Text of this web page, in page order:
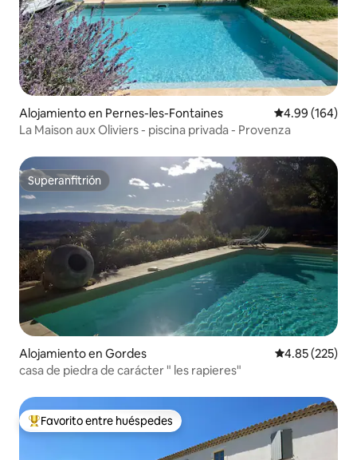
Alojamiento en Pernes-les-Fontaines Calificación
4.99 (164)
La Maison aux Oliviers - piscina privada - Provenza
Superanfitrión
Superanfitrión
Alojamiento en Gordes Calificación
4.85 (225)
casa de piedra de carácter " les rapieres"
Favorito entre huéspedes preferido
Favorito entre huéspedes